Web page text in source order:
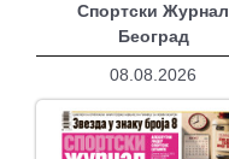
Спортски Журнал
Београд
08.08.2026